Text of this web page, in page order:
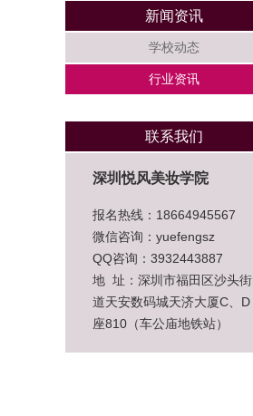
新闻资讯
学校动态
行业资讯
联系我们
深圳悦风美妆学院
报名热线：18664945567
微信咨询：yuefengsz
QQ咨询：3932443887
地 址：深圳市福田区沙头街
道天安数码城天济大厦C、D
座810（车公庙地铁站）